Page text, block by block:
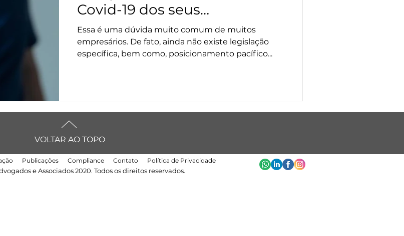
Covid-19 dos seus
empregados?
Essa é uma dúvida muito comum de muitos
empresários. De fato, ainda não existe legislação
específica, bem como, posicionamento pacífico...
VOLTAR AO TOPO
Publicações Compliance Contato Política de Privacidade
e Associados 2020. Todos os direitos reservados.